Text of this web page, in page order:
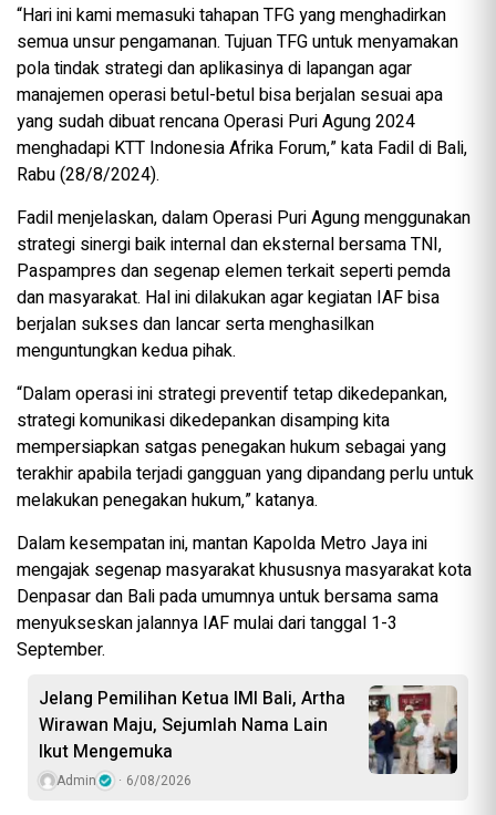
“Hari ini kami memasuki tahapan TFG yang menghadirkan
semua unsur pengamanan. Tujuan TFG untuk menyamakan
pola tindak strategi dan aplikasinya di lapangan agar
manajemen operasi betul-betul bisa berjalan sesuai apa
yang sudah dibuat rencana Operasi Puri Agung 2024
menghadapi KTT Indonesia Afrika Forum,” kata Fadil di Bali,
Rabu (28/8/2024).
Fadil menjelaskan, dalam Operasi Puri Agung menggunakan
strategi sinergi baik internal dan eksternal bersama TNI,
Paspampres dan segenap elemen terkait seperti pemda
dan masyarakat. Hal ini dilakukan agar kegiatan IAF bisa
berjalan sukses dan lancar serta menghasilkan
menguntungkan kedua pihak.
“Dalam operasi ini strategi preventif tetap dikedepankan,
strategi komunikasi dikedepankan disamping kita
mempersiapkan satgas penegakan hukum sebagai yang
terakhir apabila terjadi gangguan yang dipandang perlu untuk
melakukan penegakan hukum,” katanya.
Dalam kesempatan ini, mantan Kapolda Metro Jaya ini
mengajak segenap masyarakat khususnya masyarakat kota
Denpasar dan Bali pada umumnya untuk bersama sama
menyukseskan jalannya IAF mulai dari tanggal 1-3
September.
Jelang Pemilihan Ketua IMI Bali, Artha
Wirawan Maju, Sejumlah Nama Lain
Ikut Mengemuka
Admin 6/08/2026